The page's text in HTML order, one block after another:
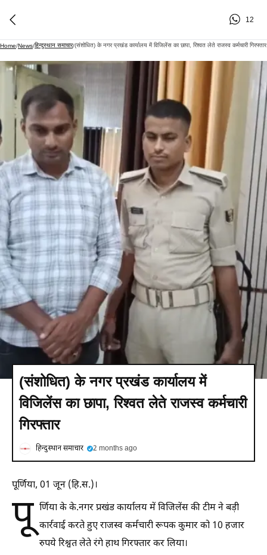
12
Home/News/हिन्दुस्थान समाचार/(संशोधित) के नगर प्रखंड कार्यालय में विजिलेंस का छापा, रिश्वत लेते राजस्व कर्मचारी गिरफ्तार
(संशोधित) के नगर प्रखंड कार्यालय में
विजिलेंस का छापा, रिश्वत लेते राजस्व कर्मचारी
गिरफ्तार
हिन्दुस्थान समाचार 2 months ago
पूर्णिया, 01 जून (हि.स.)।
पू र्णिया के के.नगर प्रखंड कार्यालय में विजिलेंस की टीम ने बड़ी
कार्रवाई करते हुए राजस्व कर्मचारी रूपक कुमार को 10 हजार
रुपये रिश्वत लेते रंगे हाथ गिरफ्तार कर लिया।